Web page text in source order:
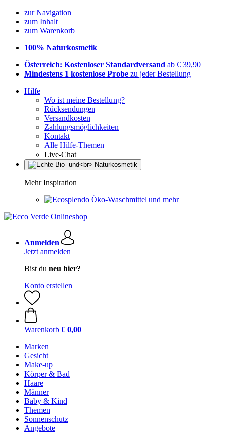
zur Navigation
zum Inhalt
zum Warenkorb
100% Naturkosmetik
Österreich: Kostenloser Standardversand ab € 39,90
Mindestens 1 kostenlose Probe zu jeder Bestellung
Hilfe
Wo ist meine Bestellung?
Rücksendungen
Versandkosten
Zahlungsmöglichkeiten
Kontakt
Alle Hilfe-Themen
Live-Chat
Mehr Inspiration
Öko-Waschmittel und mehr
Anmelden
Jetzt anmelden
Bist du neu hier?
Konto erstellen
Warenkorb € 0,00
Marken
Gesicht
Make-up
Körper & Bad
Haare
Männer
Baby & Kind
Themen
Sonnenschutz
Angebote